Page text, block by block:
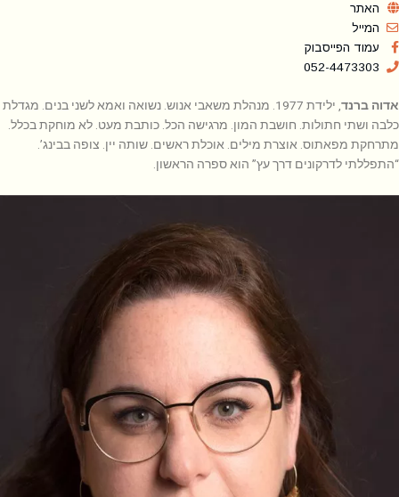
האתר
המייל
עמוד הפייסבוק
052-4473303
אדוה ברנד
, ילידת 1977. מנהלת משאבי אנוש. נשואה ואמא לשני בנים. מגדלת
כלבה ושתי חתולות. חושבת המון. מרגישה הכל. כותבת מעט. לא מוחקת בכלל.
מתרחקת מפאתוס. אוצרת מילים. אוכלת ראשים. שותה יין. צופה בבינג’.
“התפללתי לדרקונים דרך עץ” הוא ספרה הראשון.